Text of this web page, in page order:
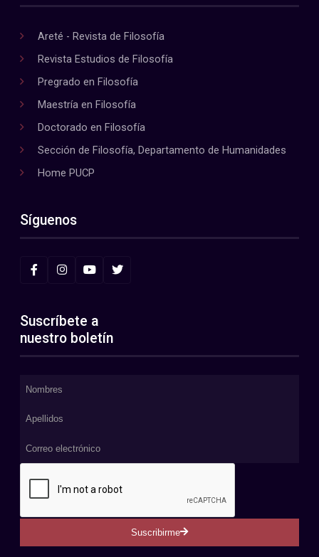
Areté - Revista de Filosofía
Revista Estudios de Filosofía
Pregrado en Filosofía
Maestría en Filosofía
Doctorado en Filosofía
Sección de Filosofía, Departamento de Humanidades
Home PUCP
Síguenos
Suscríbete a
nuestro boletín
Suscribirme